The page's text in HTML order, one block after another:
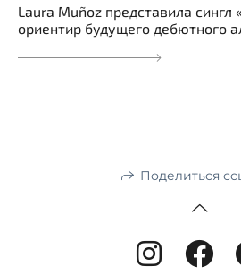
Laura Muñoz представила
ориентир будущего дебютного
Поделиться